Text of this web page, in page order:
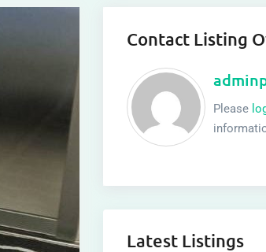
Contact Listing
Please
Latest Listings